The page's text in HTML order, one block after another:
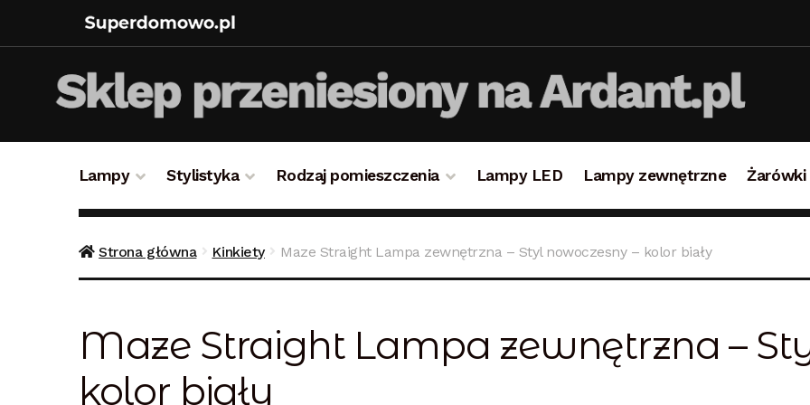
Lampy Stylistyka Rodzaj pomieszczenia Lampy LED Lampy zewnętrzne Żarówki
Strona główna Kinkiety Maze Straight Lampa zewnętrzna – Styl nowoczesny – kolor biały
Maze Straight Lampa zewnętrzna –
kolor biały